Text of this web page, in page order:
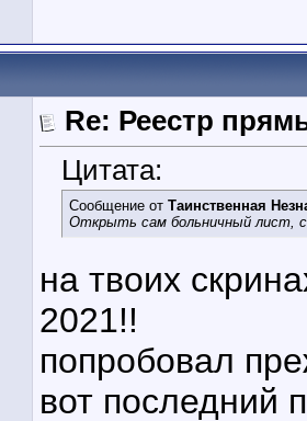
Re: Реестр
Цитата:
Сообщение от Таинственная
Открыть сам больничный лист,
на твоих
2021!!
попробовал
вот последний